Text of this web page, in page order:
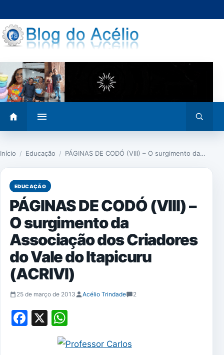
para
o
conteúdo
menu
busca
Início / Educação / PÁGINAS DE CODÓ (VIII) – O surgimento da…
EDUCAÇÃO
PÁGINAS DE CODÓ (VIII) –
O surgimento da
Associação dos Criadores
do Vale do Itapicuru
(ACRIVI)
25 de março de 2013 Acélio Trindade 2
Facebook
X